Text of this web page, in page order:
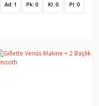
Ad 1 Pk 0 Kl 0 Pl 0